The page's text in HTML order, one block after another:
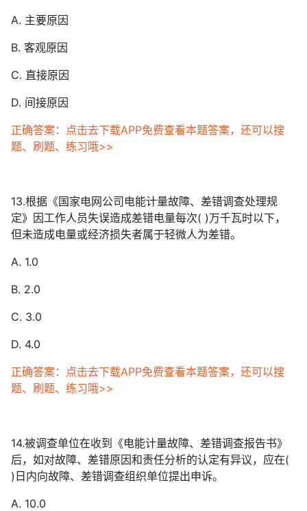
A. 主要原因
B. 客观原因
C. 直接原因
D. 间接原因
正确答案：点击去下载APP免费查看本题答案，还可以搜
题、刷题、练习哦>>
13.根据《国家电网公司电能计量故障、差错调查处理规
定》因工作人员失误造成差错电量每次( )万千瓦时以下，
但未造成电量或经济损失者属于轻微人为差错。
A. 1.0
B. 2.0
C. 3.0
D. 4.0
正确答案：点击去下载APP免费查看本题答案，还可以搜
题、刷题、练习哦>>
14.被调查单位在收到《电能计量故障、差错调查报告书》
后，如对故障、差错原因和责任分析的认定有异议，应在(
)日内向故障、差错调查组织单位提出申诉。
A. 10.0